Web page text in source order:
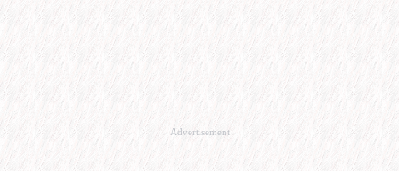
Advertisement